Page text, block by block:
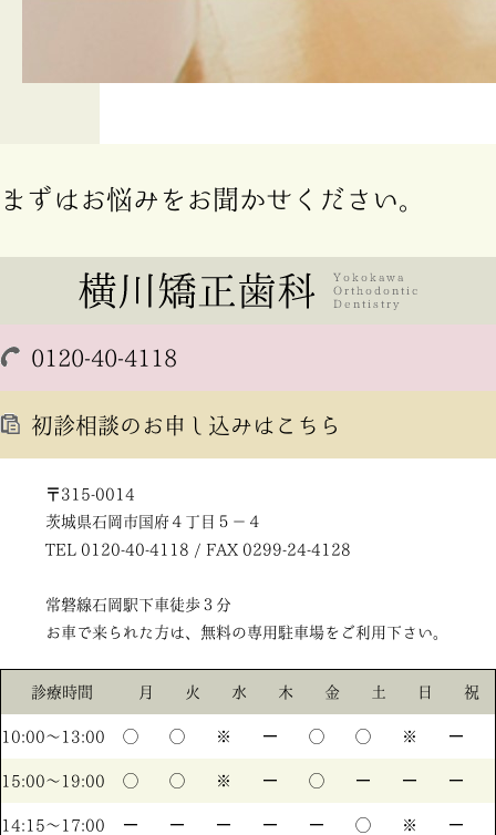
まずはお悩みをお聞かせください。
0120-40-4118
初診相談のお申し込みはこちら
〒315-0014
茨城県石岡市国府４丁目５－４
TEL 0120-40-4118 / FAX 0299-24-4128
常磐線石岡駅下車徒歩３分
お車で来られた方は、無料の専用駐車場をご利用下さい。
診療時間 月 火 水 木 金 土 日 祝
10:00〜13:00 ◯ ◯ ※ ー ◯ ◯ ※ ー
15:00〜19:00 ◯ ◯ ※ ー ◯ ー ー ー
14:15〜17:00 ー ー ー ー ー ◯ ※ ー